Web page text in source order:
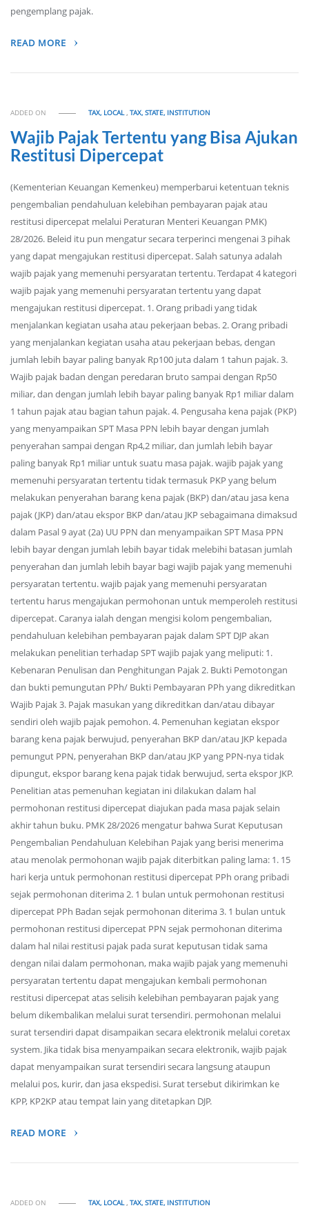
pengemplang pajak.
READ MORE
ADDED ON TAX, LOCAL,TAX, STATE, INSTITUTION
Wajib Pajak Tertentu yang Bisa Ajukan
Restitusi Dipercepat
(Kementerian Keuangan Kemenkeu) memperbarui ketentuan teknis
pengembalian pendahuluan kelebihan pembayaran pajak atau
restitusi dipercepat melalui Peraturan Menteri Keuangan PMK)
28/2026. Beleid itu pun mengatur secara terperinci mengenai 3 pihak
yang dapat mengajukan restitusi dipercepat. Salah satunya adalah
wajib pajak yang memenuhi persyaratan tertentu. Terdapat 4 kategori
wajib pajak yang memenuhi persyaratan tertentu yang dapat
mengajukan restitusi dipercepat. 1. Orang pribadi yang tidak
menjalankan kegiatan usaha atau pekerjaan bebas. 2. Orang pribadi
yang menjalankan kegiatan usaha atau pekerjaan bebas, dengan
jumlah lebih bayar paling banyak Rp100 juta dalam 1 tahun pajak. 3.
Wajib pajak badan dengan peredaran bruto sampai dengan Rp50
miliar, dan dengan jumlah lebih bayar paling banyak Rp1 miliar dalam
1 tahun pajak atau bagian tahun pajak. 4. Pengusaha kena pajak (PKP)
yang menyampaikan SPT Masa PPN lebih bayar dengan jumlah
penyerahan sampai dengan Rp4,2 miliar, dan jumlah lebih bayar
paling banyak Rp1 miliar untuk suatu masa pajak. wajib pajak yang
memenuhi persyaratan tertentu tidak termasuk PKP yang belum
melakukan penyerahan barang kena pajak (BKP) dan/atau jasa kena
pajak (JKP) dan/atau ekspor BKP dan/atau JKP sebagaimana dimaksud
dalam Pasal 9 ayat (2a) UU PPN dan menyampaikan SPT Masa PPN
lebih bayar dengan jumlah lebih bayar tidak melebihi batasan jumlah
penyerahan dan jumlah lebih bayar bagi wajib pajak yang memenuhi
persyaratan tertentu. wajib pajak yang memenuhi persyaratan
tertentu harus mengajukan permohonan untuk memperoleh restitusi
dipercepat. Caranya ialah dengan mengisi kolom pengembalian,
pendahuluan kelebihan pembayaran pajak dalam SPT DJP akan
melakukan penelitian terhadap SPT wajib pajak yang meliputi: 1.
Kebenaran Penulisan dan Penghitungan Pajak 2. Bukti Pemotongan
dan bukti pemungutan PPh/ Bukti Pembayaran PPh yang dikreditkan
Wajib Pajak 3. Pajak masukan yang dikreditkan dan/atau dibayar
sendiri oleh wajib pajak pemohon. 4. Pemenuhan kegiatan ekspor
barang kena pajak berwujud, penyerahan BKP dan/atau JKP kepada
pemungut PPN, penyerahan BKP dan/atau JKP yang PPN-nya tidak
dipungut, ekspor barang kena pajak tidak berwujud, serta ekspor JKP.
Penelitian atas pemenuhan kegiatan ini dilakukan dalam hal
permohonan restitusi dipercepat diajukan pada masa pajak selain
akhir tahun buku. PMK 28/2026 mengatur bahwa Surat Keputusan
Pengembalian Pendahuluan Kelebihan Pajak yang berisi menerima
atau menolak permohonan wajib pajak diterbitkan paling lama: 1. 15
hari kerja untuk permohonan restitusi dipercepat PPh orang pribadi
sejak permohonan diterima 2. 1 bulan untuk permohonan restitusi
dipercepat PPh Badan sejak permohonan diterima 3. 1 bulan untuk
permohonan restitusi dipercepat PPN sejak permohonan diterima
dalam hal nilai restitusi pajak pada surat keputusan tidak sama
dengan nilai dalam permohonan, maka wajib pajak yang memenuhi
persyaratan tertentu dapat mengajukan kembali permohonan
restitusi dipercepat atas selisih kelebihan pembayaran pajak yang
belum dikembalikan melalui surat tersendiri. permohonan melalui
surat tersendiri dapat disampaikan secara elektronik melalui coretax
system. Jika tidak bisa menyampaikan secara elektronik, wajib pajak
dapat menyampaikan surat tersendiri secara langsung ataupun
melalui pos, kurir, dan jasa ekspedisi. Surat tersebut dikirimkan ke
KPP, KP2KP atau tempat lain yang ditetapkan DJP.
READ MORE
ADDED ON TAX, LOCAL,TAX, STATE, INSTITUTION